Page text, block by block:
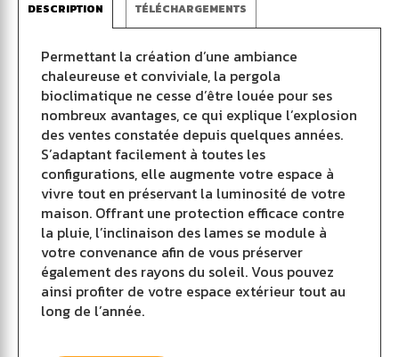
DESCRIPTION TÉLÉCHARGEMENTS
Permettant la création d’une ambiance
chaleureuse et conviviale, la pergola
bioclimatique ne cesse d’être louée pour ses
nombreux avantages, ce qui explique l’explosion
des ventes constatée depuis quelques années.
S’adaptant facilement à toutes les
configurations, elle augmente votre espace à
vivre tout en préservant la luminosité de votre
maison. Offrant une protection efficace contre
la pluie, l’inclinaison des lames se module à
votre convenance afin de vous préserver
également des rayons du soleil. Vous pouvez
ainsi profiter de votre espace extérieur tout au
long de l’année.